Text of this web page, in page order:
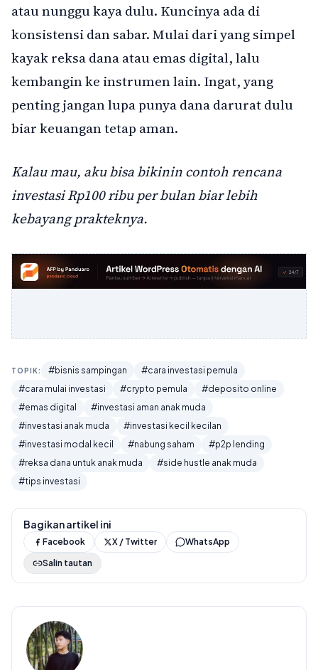
atau nunggu kaya dulu. Kuncinya ada di
konsistensi dan sabar. Mulai dari yang simpel
kayak reksa dana atau emas digital, lalu
kembangin ke instrumen lain. Ingat, yang
penting jangan lupa punya dana darurat dulu
biar keuangan tetap aman.
Kalau mau, aku bisa bikinin contoh rencana
investasi Rp100 ribu per bulan biar lebih
kebayang prakteknya.
TOPIK: #bisnis sampingan
#cara investasi pemula
#cara mulai investasi
#crypto pemula
#deposito online
#emas digital
#investasi aman anak muda
#investasi anak muda
#investasi kecil kecilan
#investasi modal kecil
#nabung saham
#p2p lending
#reksa dana untuk anak muda
#side hustle anak muda
#tips investasi
Bagikan artikel ini
Facebook X / Twitter
WhatsApp
Salin tautan